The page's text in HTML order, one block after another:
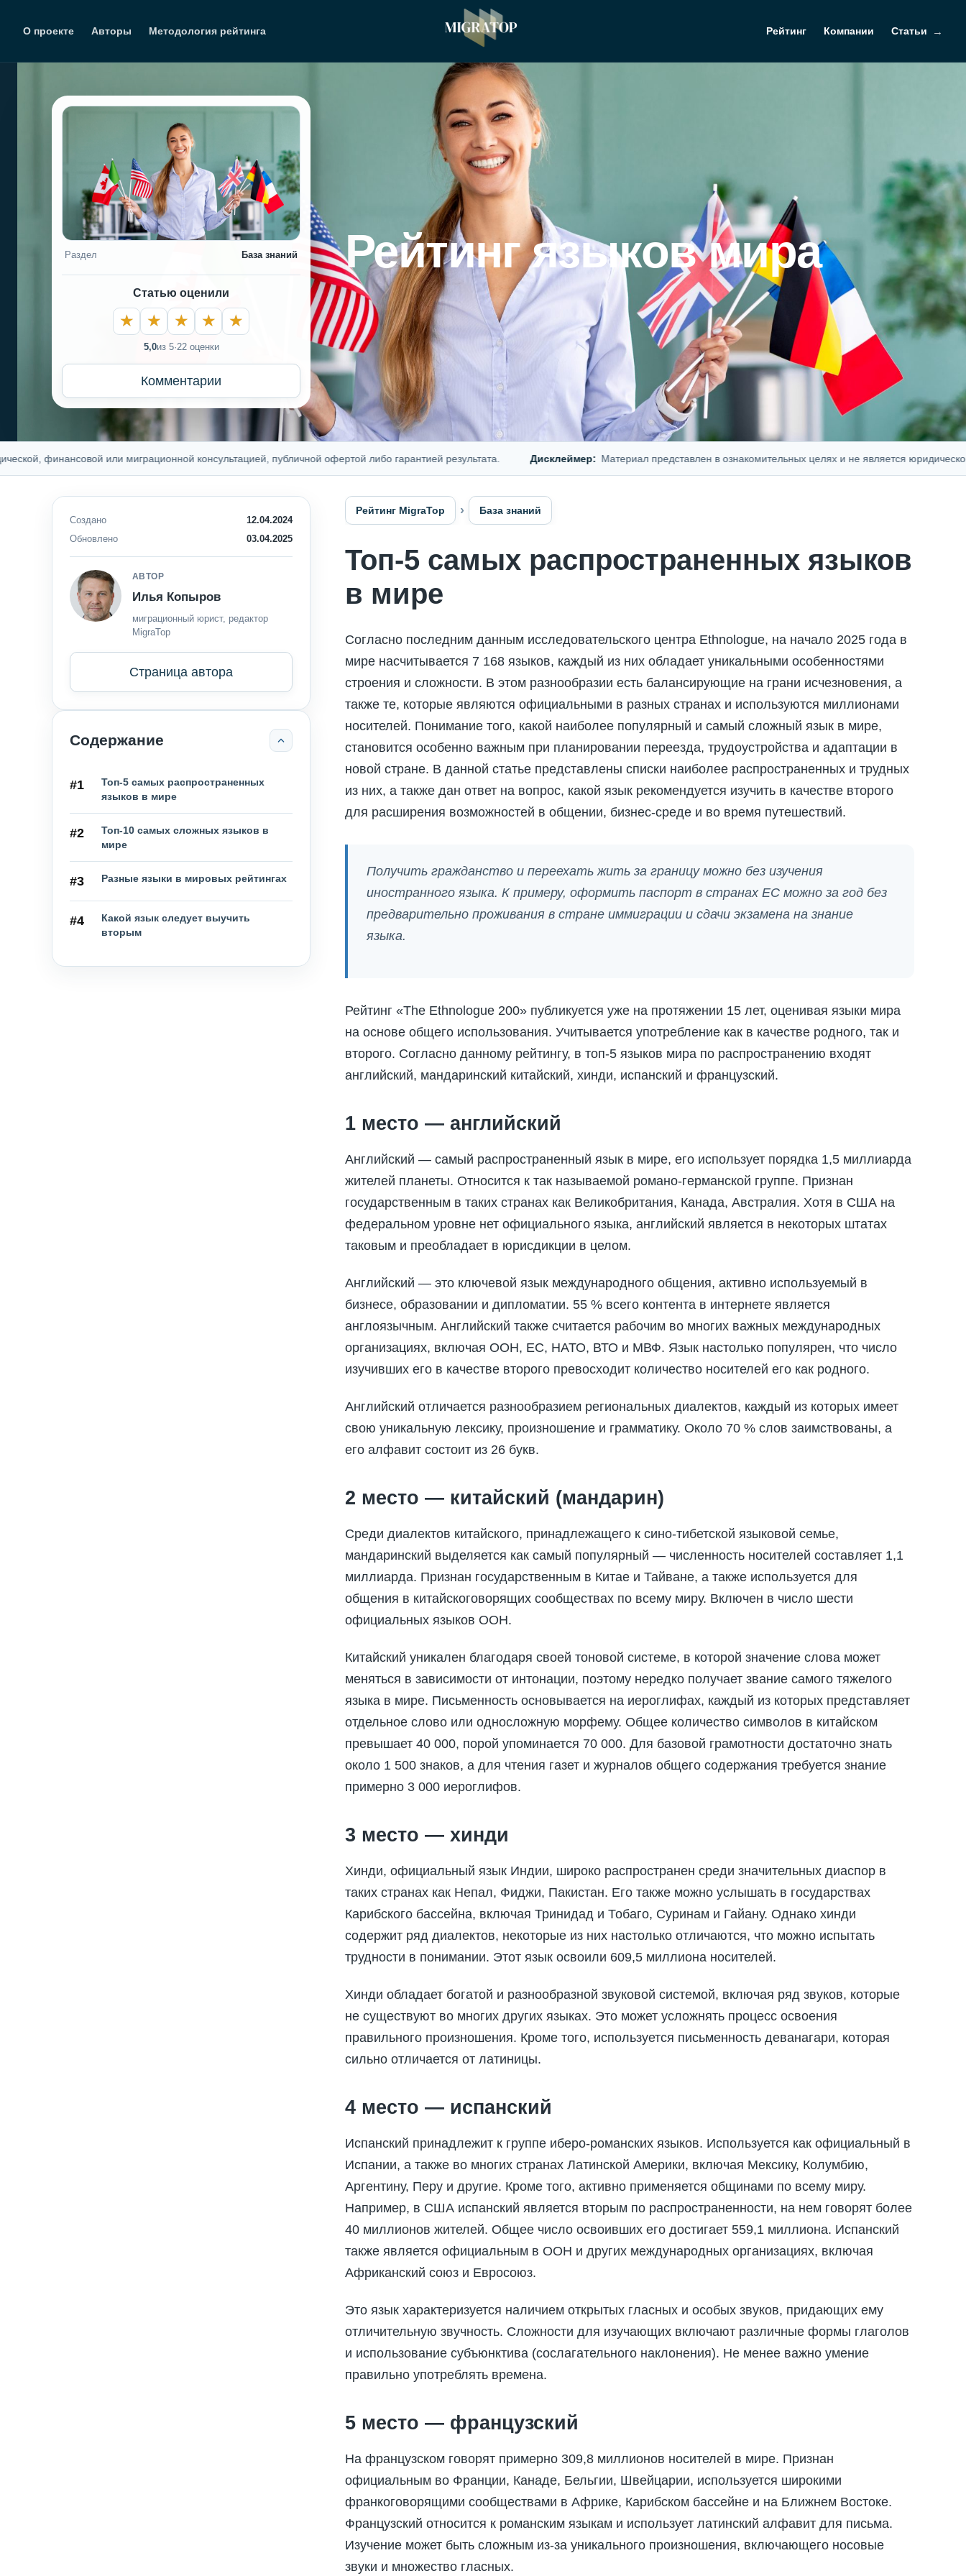
О проекте Авторы Методология рейтинга Рейтинг Компании Статьи
Рейтинг языков мира
Раздел База знаний
Статью оценили
5,0из 5·22 оценки
Комментарии
финансовой или миграционной консультацией, публичной офертой либо гарантией результата. Дисклеймер: Материал представлен в ознакомительных целях и не является юридической,
Создано
12.04.2024
Обновлено
03.04.2025
АВТОР
Илья Копыров
миграционный юрист, редактор
MigraTop
Страница автора
Содержание
#1
Топ-5 самых распространенных
языков в мире
#2
Топ-10 самых сложных языков в
мире
#3 Разные языки в мировых рейтингах
#4
Какой язык следует выучить
вторым
Рейтинг MigraTop База знаний
Топ-5 самых распространенных языков
в мире
Согласно последним данным исследовательского центра Ethnologue, на начало 2025 года в
мире насчитывается 7 168 языков, каждый из них обладает уникальными особенностями
строения и сложности. В этом разнообразии есть балансирующие на грани исчезновения, а
также те, которые являются официальными в разных странах и используются миллионами
носителей. Понимание того, какой наиболее популярный и самый сложный язык в мире,
становится особенно важным при планировании переезда, трудоустройства и адаптации в
новой стране. В данной статье представлены списки наиболее распространенных и трудных
из них, а также дан ответ на вопрос, какой язык рекомендуется изучить в качестве второго
для расширения возможностей в общении, бизнес-среде и во время путешествий.
Получить гражданство и переехать жить за границу можно без изучения
иностранного языка. К примеру, оформить паспорт в странах ЕС можно за год без
предварительно проживания в стране иммиграции и сдачи экзамена на знание
языка.
Рейтинг «The Ethnologue 200» публикуется уже на протяжении 15 лет, оценивая языки мира
на основе общего использования. Учитывается употребление как в качестве родного, так и
второго. Согласно данному рейтингу, в топ-5 языков мира по распространению входят
английский, мандаринский китайский, хинди, испанский и французский.
1 место — английский
Английский — самый распространенный язык в мире, его использует порядка 1,5 миллиарда
жителей планеты. Относится к так называемой романо-германской группе. Признан
государственным в таких странах как Великобритания, Канада, Австралия. Хотя в США на
федеральном уровне нет официального языка, английский является в некоторых штатах
таковым и преобладает в юрисдикции в целом.
Английский — это ключевой язык международного общения, активно используемый в
бизнесе, образовании и дипломатии. 55 % всего контента в интернете является
англоязычным. Английский также считается рабочим во многих важных международных
организациях, включая ООН, ЕС, НАТО, ВТО и МВФ. Язык настолько популярен, что число
изучивших его в качестве второго превосходит количество носителей его как родного.
Английский отличается разнообразием региональных диалектов, каждый из которых имеет
свою уникальную лексику, произношение и грамматику. Около 70 % слов заимствованы, а
его алфавит состоит из 26 букв.
2 место — китайский (мандарин)
Среди диалектов китайского, принадлежащего к сино-тибетской языковой семье,
мандаринский выделяется как самый популярный — численность носителей составляет 1,1
миллиарда. Признан государственным в Китае и Тайване, а также используется для
общения в китайскоговорящих сообществах по всему миру. Включен в число шести
официальных языков ООН.
Китайский уникален благодаря своей тоновой системе, в которой значение слова может
меняться в зависимости от интонации, поэтому нередко получает звание самого тяжелого
языка в мире. Письменность основывается на иероглифах, каждый из которых представляет
отдельное слово или односложную морфему. Общее количество символов в китайском
превышает 40 000, порой упоминается 70 000. Для базовой грамотности достаточно знать
около 1 500 знаков, а для чтения газет и журналов общего содержания требуется знание
примерно 3 000 иероглифов.
3 место — хинди
Хинди, официальный язык Индии, широко распространен среди значительных диаспор в
таких странах как Непал, Фиджи, Пакистан. Его также можно услышать в государствах
Карибского бассейна, включая Тринидад и Тобаго, Суринам и Гайану. Однако хинди
содержит ряд диалектов, некоторые из них настолько отличаются, что можно испытать
трудности в понимании. Этот язык освоили 609,5 миллиона носителей.
Хинди обладает богатой и разнообразной звуковой системой, включая ряд звуков, которые
не существуют во многих других языках. Это может усложнять процесс освоения
правильного произношения. Кроме того, используется письменность деванагари, которая
сильно отличается от латиницы.
4 место — испанский
Испанский принадлежит к группе иберо-романских языков. Используется как официальный в
Испании, а также во многих странах Латинской Америки, включая Мексику, Колумбию,
Аргентину, Перу и другие. Кроме того, активно применяется общинами по всему миру.
Например, в США испанский является вторым по распространенности, на нем говорят более
40 миллионов жителей. Общее число освоивших его достигает 559,1 миллиона. Испанский
также является официальным в ООН и других международных организациях, включая
Африканский союз и Евросоюз.
Это язык характеризуется наличием открытых гласных и особых звуков, придающих ему
отличительную звучность. Сложности для изучающих включают различные формы глаголов
и использование субъюнктива (сослагательного наклонения). Не менее важно умение
правильно употреблять времена.
5 место — французский
На французском говорят примерно 309,8 миллионов носителей в мире. Признан
официальным во Франции, Канаде, Бельгии, Швейцарии, используется широкими
франкоговорящими сообществами в Африке, Карибском бассейне и на Ближнем Востоке.
Французский относится к романским языкам и использует латинский алфавит для письма.
Изучение может быть сложным из-за уникального произношения, включающего носовые
звуки и множество гласных.